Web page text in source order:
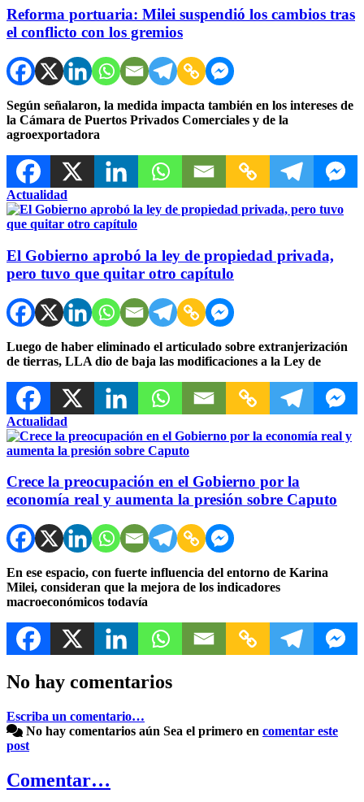
Reforma portuaria: Milei suspendió los cambios tras
el conflicto con los gremios
Según señalaron, la medida impacta también en los intereses de
la Cámara de Puertos Privados Comerciales y de la
agroexportadora
Actualidad
El Gobierno aprobó la ley de propiedad privada,
pero tuvo que quitar otro capítulo
Luego de haber eliminado el articulado sobre extranjerización
de tierras, LLA dio de baja las modificaciones a la Ley de
Actualidad
Crece la preocupación en el Gobierno por la
economía real y aumenta la presión sobre Caputo
En ese espacio, con fuerte influencia del entorno de Karina
Milei, consideran que la mejora de los indicadores
macroeconómicos todavía
No hay comentarios
Escriba un comentario…
No hay comentarios aún Sea el primero en comentar este
post
Comentar…